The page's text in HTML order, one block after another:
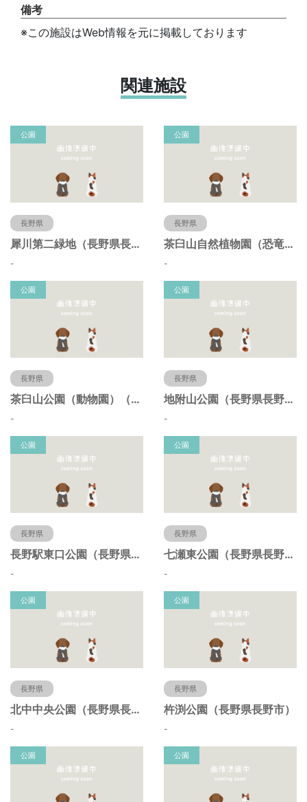
備考
※この施設はWeb情報を元に掲載しております
関連施設
公園
長野県
犀川第二緑地（長野県長野市）
-
公園
長野県
茶臼山自然植物園（恐竜園）（長野県長野市）
-
公園
長野県
茶臼山公園（動物園）（長野県長野市）
-
公園
長野県
地附山公園（長野県長野市）
-
公園
長野県
長野駅東口公園（長野県長野市）
-
公園
長野県
七瀬東公園（長野県長野市）
-
公園
長野県
北中中央公園（長野県長野市）
-
公園
長野県
杵渕公園（長野県長野市）
-
公園 公園